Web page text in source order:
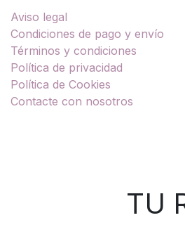
Aviso legal
Condiciones de pago y envío
Términos y condiciones
Política de privacidad
Política de Cookies
Contacte con nosotros
TU